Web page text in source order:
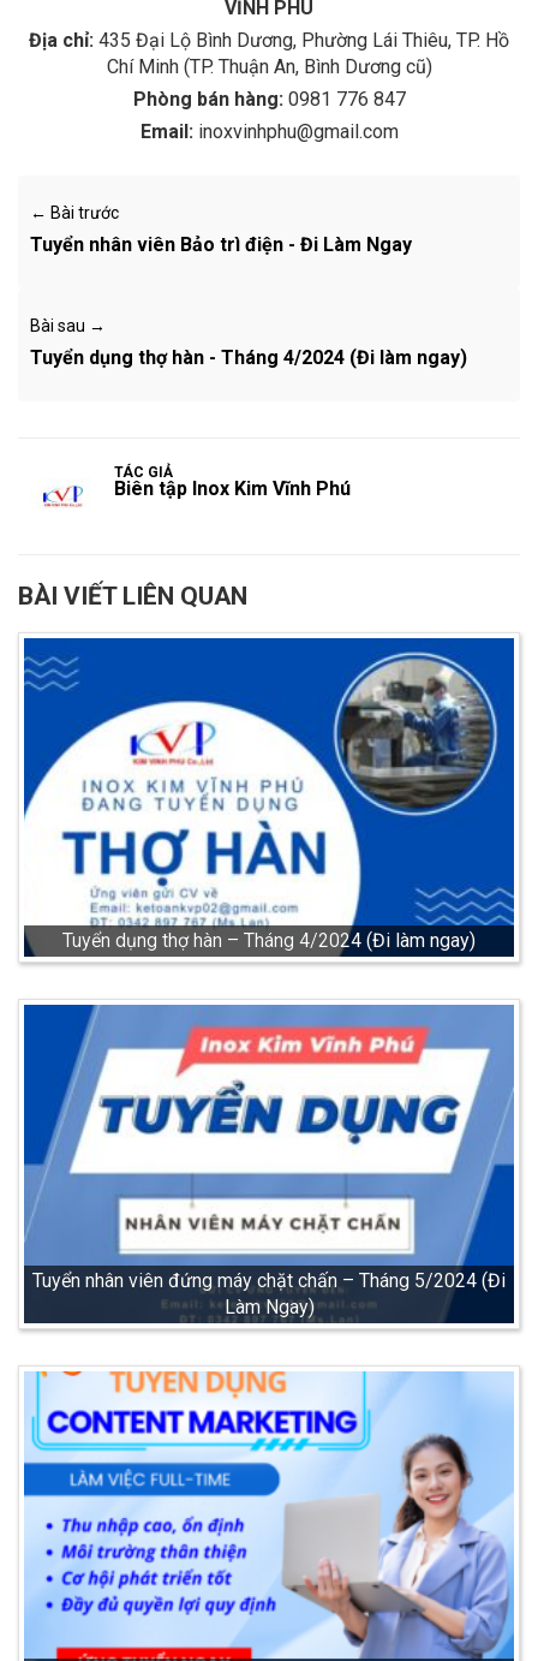
VĨNH PHÚ
Địa chỉ: 435 Đại Lộ Bình Dương, Phường Lái Thiêu, TP. Hồ
Chí Minh (TP. Thuận An, Bình Dương cũ)
Phòng bán hàng:0981 776 847
Email: inoxvinhphu@gmail.com
← Bài trước
Tuyển nhân viên Bảo trì điện - Đi Làm Ngay
Bài sau →
Tuyển dụng thợ hàn - Tháng 4/2024 (Đi làm ngay)
TÁC GIẢ
Biên tập Inox Kim Vĩnh Phú
BÀI VIẾT LIÊN QUAN
Tuyển dụng thợ hàn – Tháng 4/2024 (Đi làm ngay)
Tuyển nhân viên đứng máy chặt chấn – Tháng 5/2024 (Đi
Làm Ngay)